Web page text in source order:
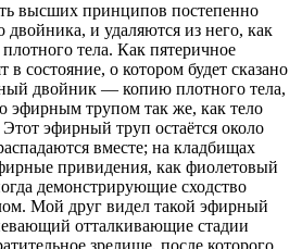
высших принципов постепенно
двойника, и удаляются из него, как
тела. Как пятеричное
в состояние, о котором будет сказано
двойник — копию плотного тела,
эфирным трупом так же, как тело
эфирный труп остаётся около
вместе; на кладбищах
привидения, как фиолетовый
демонстрирующие сходство
Мой друг видел такой эфирный
отталкивающие стадии